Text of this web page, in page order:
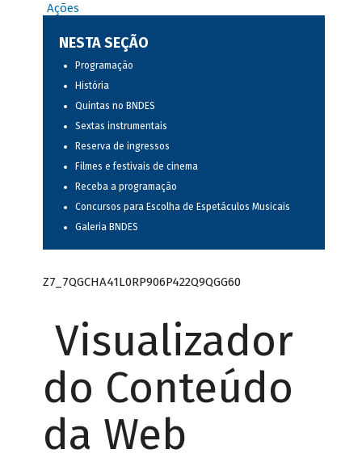
Ações
NESTA SEÇÃO
Programação
História
Quintas no BNDES
Sextas instrumentais
Reserva de ingressos
Filmes e festivais de cinema
Receba a programação
Concursos para Escolha de Espetáculos Musicais
Galeria BNDES
Z7_7QGCHA41L0RP906P422Q9QGG60
Visualizador
do Conteúdo
da Web